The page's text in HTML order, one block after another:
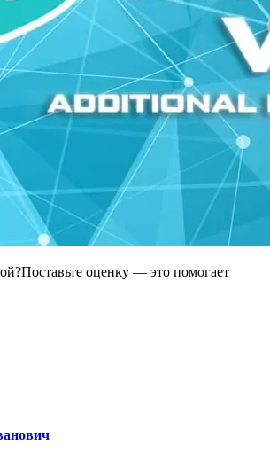
Поставьте оценку — это помогает